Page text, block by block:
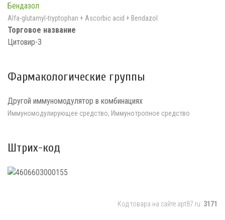
Бендазол
Alfa-glutamyl-tryptophan + Ascorbic acid + Bendazol
Торговое название
Цитовир-3
Фармакологические группы
Другой иммуномодулятор в комбинациях
Иммуномодулирующее средство, Иммунотропное средство
Штрих-код
Код товара на сайте apt87.ru: 3171